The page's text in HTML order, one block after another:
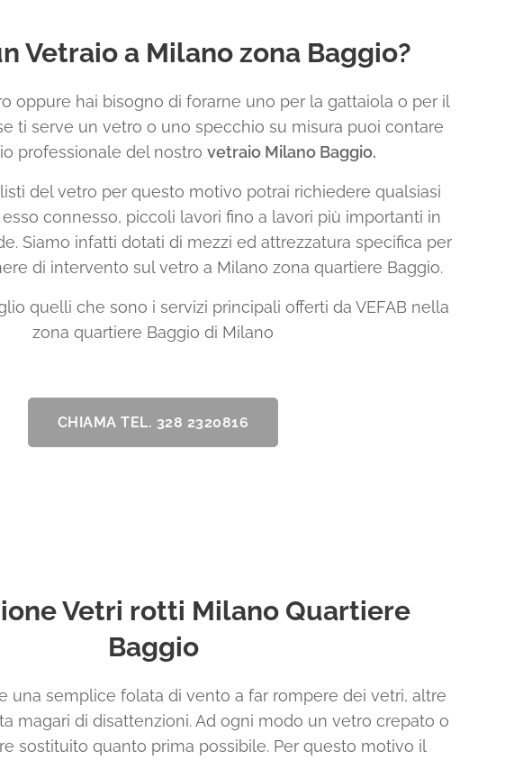
Vetraio a Milano zona Baggio?
oppure hai bisogno di forarne uno per la gattaiola o per il
ti serve un vetro o uno specchio su misura puoi contare
professionale del nostro vetraio Milano Baggio.
del vetro per questo motivo potrai richiedere qualsiasi
connesso, piccoli lavori fino a lavori più importanti in
Siamo infatti dotati di mezzi ed attrezzatura specifica per
di intervento sul vetro a Milano zona quartiere Baggio.
quelli che sono i servizi principali offerti da VEFAB nella
zona quartiere Baggio di Milano
CHIAMA TEL. 328 2320816
Vetri rotti Milano Quartiere
Baggio
una semplice folata di vento a far rompere dei vetri, altre
magari di disattenzioni. Ad ogni modo un vetro crepato o
sostituito quanto prima possibile. Per questo motivo il